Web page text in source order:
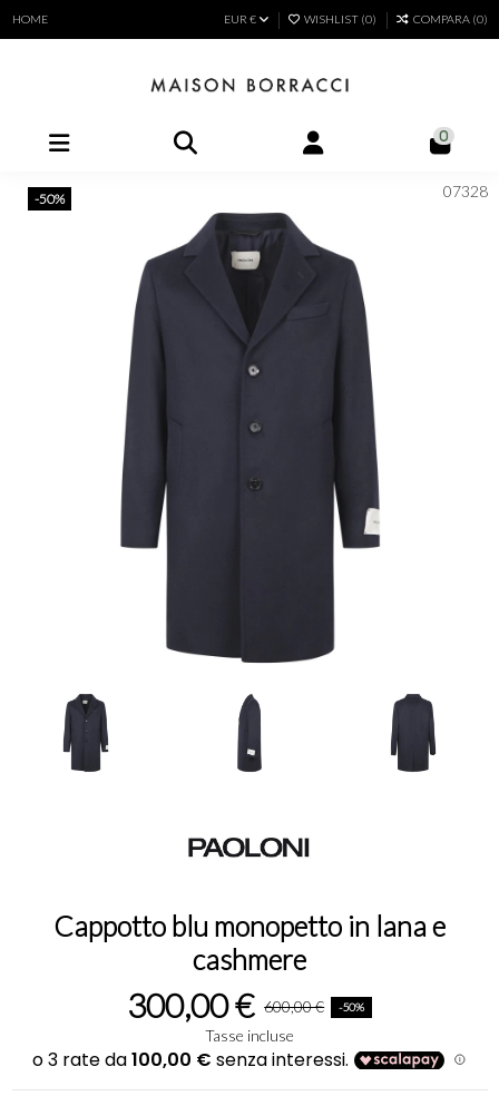
HOME EUR € WISHLIST (0) COMPARA (0)
0
-50% 07328
Cappotto blu monopetto in lana e
cashmere
300,00 € 600,00 € -50%
Tasse incluse